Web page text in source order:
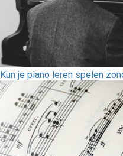
Kun je piano leren spelen